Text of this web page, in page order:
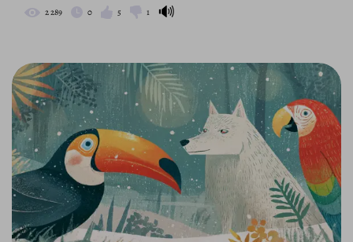
2 289 0 5 1 🔊